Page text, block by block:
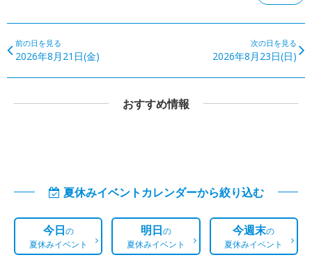
前の日を見る
2026年8月21日(金)
次の日を見る
2026年8月23日(日)
おすすめ情報
夏休みイベントカレンダーから絞り込む
今日の
夏休みイベント
明日の
夏休みイベント
今週末の
夏休みイベント